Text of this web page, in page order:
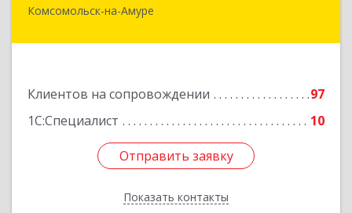
Комсомольск-на-Амуре
Клиентов на сопровождении
97
1С:Специалист
10
Отправить заявку
Показать контакты
681000, Хабаровский край, Комсомольск-на-
Отправить заявку
Назад